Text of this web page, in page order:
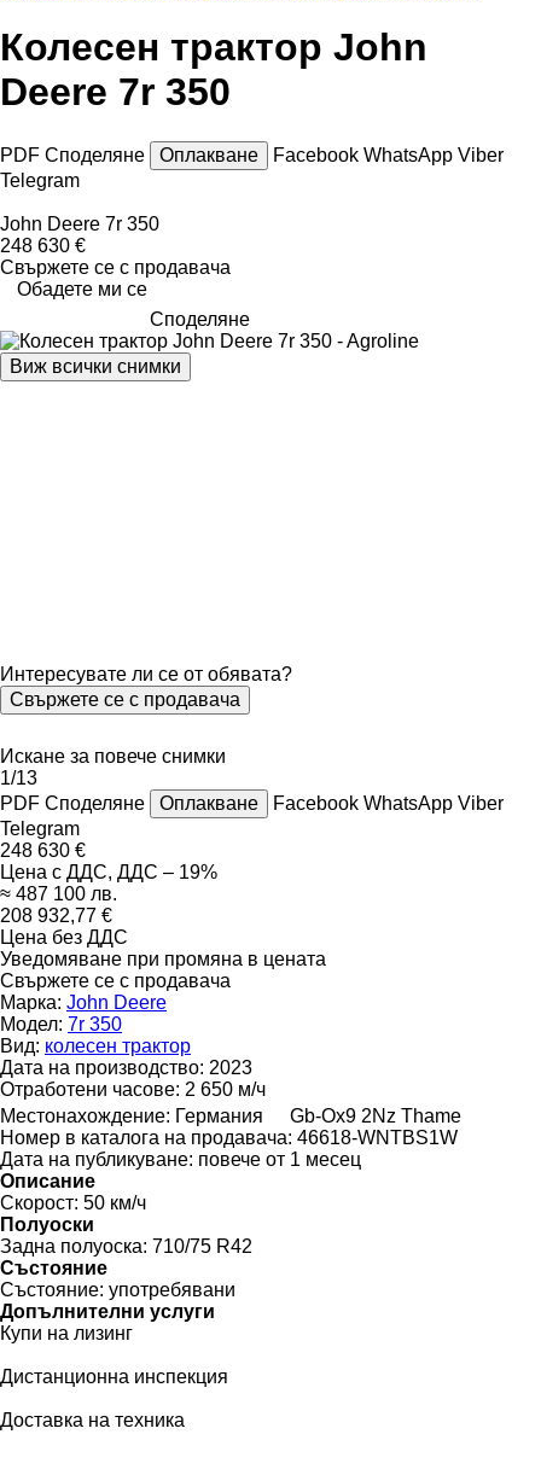
Колесен трактор John
Deere 7r 350
PDF Споделяне Оплакване Facebook WhatsApp Viber
Telegram
John Deere 7r 350
248 630 €
Свържете се с продавача
Обадете ми се
Споделяне
Виж всички снимки
Интересувате ли се от обявата?
Свържете се с продавача
Искане за повече снимки
1/13
PDF Споделяне Оплакване Facebook WhatsApp Viber
Telegram
248 630 €
Цена с ДДС, ДДС – 19%
≈ 487 100 лв.
208 932,77 €
Цена без ДДС
Уведомяване при промяна в цената
Свържете се с продавача
Марка: John Deere
Модел: 7r 350
Вид: колесен трактор
Дата на производство: 2023
Отработени часове: 2 650 м/ч
Местонахождение: Германия
Gb-Ox9 2Nz Thame
Номер в каталога на продавача: 46618-WNTBS1W
Дата на публикуване: повече от 1 месец
Описание
Скорост: 50 км/ч
Полуоски
Задна полуоска: 710/75 R42
Състояние
Състояние: употребявани
Допълнителни услуги
Купи на лизинг
Дистанционна инспекция
Доставка на техника